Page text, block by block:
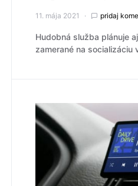
11. mája 2021 pridaj
Hudobná služba plánuje
zamerané na socializáciu